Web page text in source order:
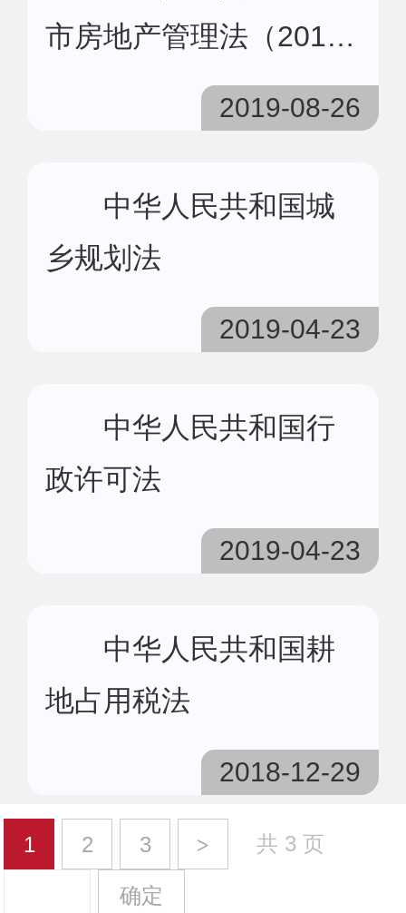
2019-08-26
市房地产管理法（2019
2019-04-23
中华人民共和国城
乡规划法
2019-04-23
中华人民共和国行
政许可法
2018-12-29
中华人民共和国耕
地占用税法